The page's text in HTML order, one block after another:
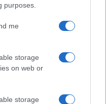
purposes.
me
storage
on web or
storage
un Chargeur
du fabricant et du modèle, et